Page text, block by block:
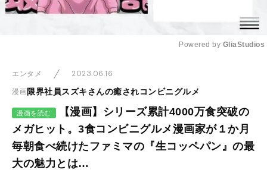
Powered by GliaStudios
エンタメ 2023.06.16
漫画限界社員スズキさんの癒されコンビニグルメ
漫画を読む
【漫画】シリーズ累計4000万食突破の
メガヒット。3食コンビニグルメ漫画家が１か月
毎朝食べ続けたファミマの『生コッペパン』の最
大の魅力とは…